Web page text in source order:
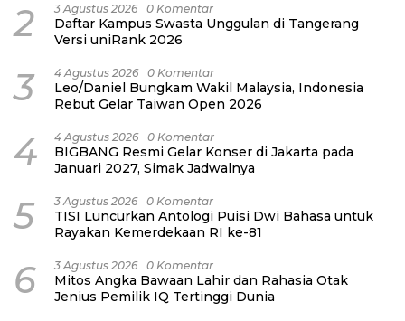
2 3 Agustus 2026 0 Komentar
Daftar Kampus Swasta Unggulan di Tangerang
Versi uniRank 2026
3 4 Agustus 2026 0 Komentar
Leo/Daniel Bungkam Wakil Malaysia, Indonesia
Rebut Gelar Taiwan Open 2026
4 4 Agustus 2026 0 Komentar
BIGBANG Resmi Gelar Konser di Jakarta pada
Januari 2027, Simak Jadwalnya
5 3 Agustus 2026 0 Komentar
TISI Luncurkan Antologi Puisi Dwi Bahasa untuk
Rayakan Kemerdekaan RI ke-81
6 3 Agustus 2026 0 Komentar
Mitos Angka Bawaan Lahir dan Rahasia Otak
Jenius Pemilik IQ Tertinggi Dunia